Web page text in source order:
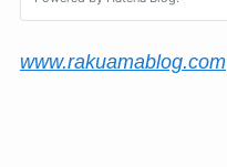
www.rakuamablog.com